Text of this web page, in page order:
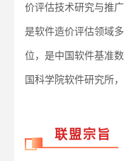
价评估技术研究与推
是软件造价评估领域
位，是中国软件基准
国科学院软件研究所
联盟宗旨